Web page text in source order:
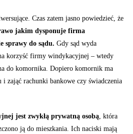
Czas zatem jasno powiedzieć, że
jakim dysponuje firma
sprawy do sądu. Gdy sąd wyda
korzyść firmy windykacyjnej – wtedy
do komornika. Dopiero komornik ma
i zająć rachunki bankowe czy świadczenia
jest zwykłą prywatną osobą , która
ją do mieszkania. Ich naciski mają